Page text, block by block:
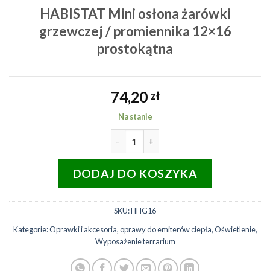
HABISTAT Mini osłona żarówki
grzewczej / promiennika 12×16
prostokątna
74,20 zł
Na stanie
DODAJ DO KOSZYKA
SKU:HHG16
Kategorie:Oprawki i akcesoria,oprawy do emiterów ciepła,Oświetlenie,
Wyposażenie terrarium